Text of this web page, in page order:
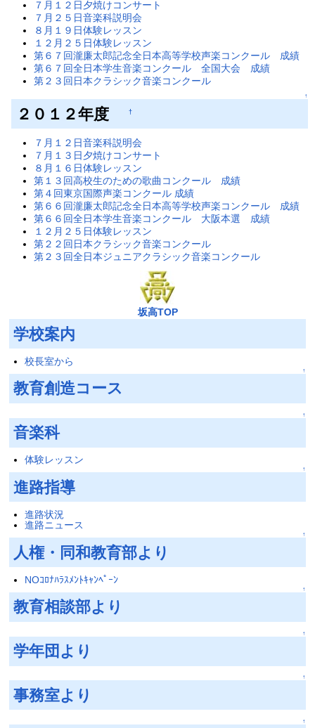
７月１２日夕焼けコンサート
７月２５日音楽科説明会
８月１９日体験レッスン
１２月２５日体験レッスン
第６７回瀧廉太郎記念全日本高等学校声楽コンクール 成績
第６７回全日本学生音楽コンクール 全国大会 成績
第２３回日本クラシック音楽コンクール
↑
２０１２年度 †
７月１２日音楽科説明会
７月１３日夕焼けコンサート
８月１６日体験レッスン
第１３回高校生のための歌曲コンクール 成績
第４回東京国際声楽コンクール 成績
第６６回瀧廉太郎記念全日本高等学校声楽コンクール 成績
第６６回全日本学生音楽コンクール 大阪本選 成績
１２月２５日体験レッスン
第２２回日本クラシック音楽コンクール
第２３回全日本ジュニアクラシック音楽コンクール
坂高TOP
学校案内
校長室から
↑
教育創造コース
↑
音楽科
体験レッスン
↑
進路指導
進路状況
進路ニュース
↑
人権・同和教育部より
NOｺﾛﾅﾊﾗｽﾒﾝﾄｷｬﾝﾍﾟｰﾝ
↑
教育相談部より
↑
学年団より
↑
事務室より
↑